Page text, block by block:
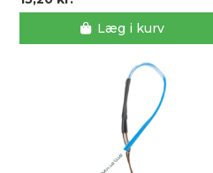
Læg i kurv